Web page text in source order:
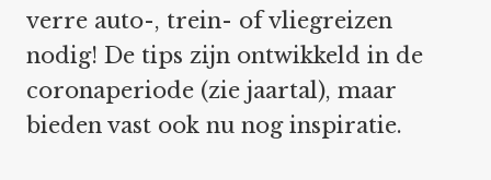
verre auto-, trein- of vliegreizen
nodig! De tips zijn ontwikkeld in de
coronaperiode (zie jaartal), maar
bieden vast ook nu nog inspiratie.